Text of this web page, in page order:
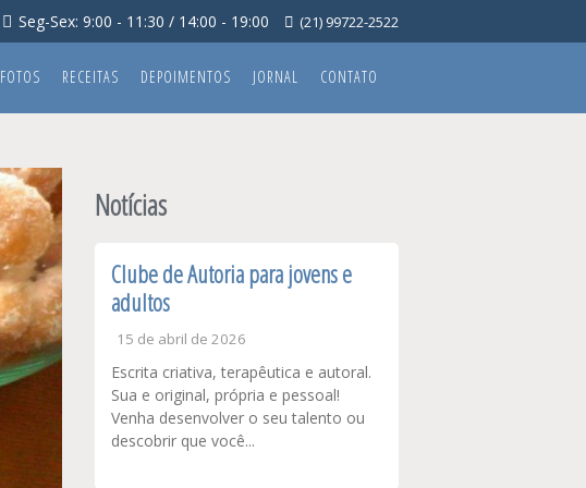
Seg-Sex: 9:00 - 11:30 / 14:00 - 19:00 (21) 99722-2522
FOTOS RECEITAS DEPOIMENTOS JORNAL CONTATO
Notícias
Clube de Autoria para jovens e
adultos
15 de abril de 2026
Escrita criativa, terapêutica e autoral.
Sua e original, própria e pessoal!
Venha desenvolver o seu talento ou
descobrir que você...